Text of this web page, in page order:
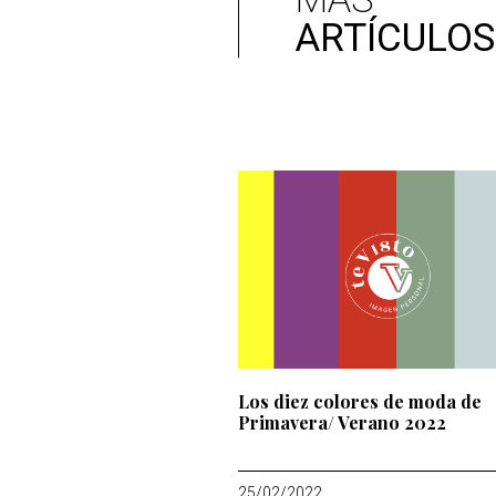
ARTÍCULOS
Los diez colores de moda de
Primavera/ Verano 2022